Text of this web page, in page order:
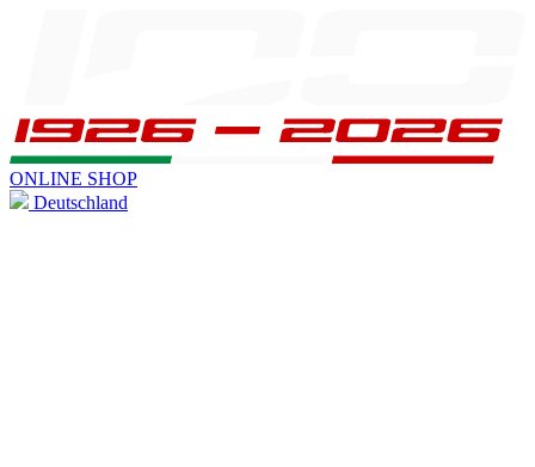
ONLINE SHOP
Deutschland